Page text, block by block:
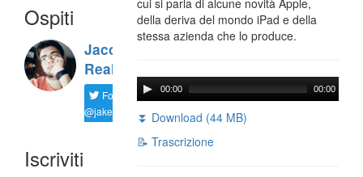
Ospiti
Jacopo
Reale
Follow
@jakereale
Iscriviti
cui si parla di alcune novità Apple,
della deriva del mondo iPad e della
stessa azienda che lo produce.
00:00 00:00
⏬ Download (44 MB)
📝 Trascrizione